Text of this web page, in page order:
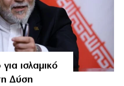
ισλαμικό
Δύση